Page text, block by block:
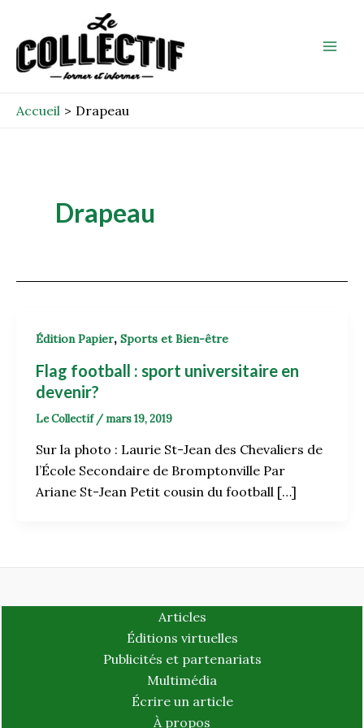
contenu
Accueil Drapeau
Drapeau
Édition Papier, Sports et Bien-être
Flag football : sport universitaire en
devenir?
Le Collectif / mars 19, 2019
Sur la photo : Laurie St-Jean des Chevaliers de
l’École Secondaire de Bromptonville Par
Ariane St-Jean Petit cousin du football […]
Articles
Éditions virtuelles
Publicités et partenariats
Multimédia
Écrire un article
À propos